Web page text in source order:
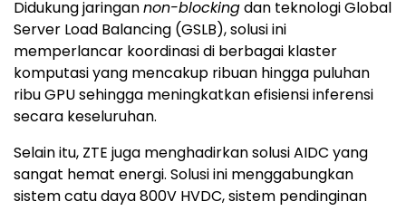
Didukung jaringannon-blockingdan teknologi Global
Server Load Balancing (GSLB), solusi ini
memperlancar koordinasi di berbagai klaster
komputasi yang mencakup ribuan hingga puluhan
ribu GPU sehingga meningkatkan efisiensi inferensi
secara keseluruhan.
Selain itu, ZTE juga menghadirkan solusi AIDC yang
sangat hemat energi. Solusi ini menggabungkan
sistem catu daya 800V HVDC, sistem pendinginan